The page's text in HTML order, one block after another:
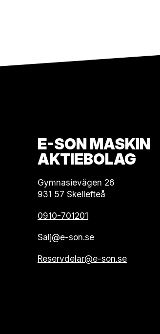
E-SON MASKIN
AKTIEBOLAG
Gymnasievägen 26
931 57 Skellefteå
0910-701201
Salj@e-son.se
Reservdelar@e-son.se